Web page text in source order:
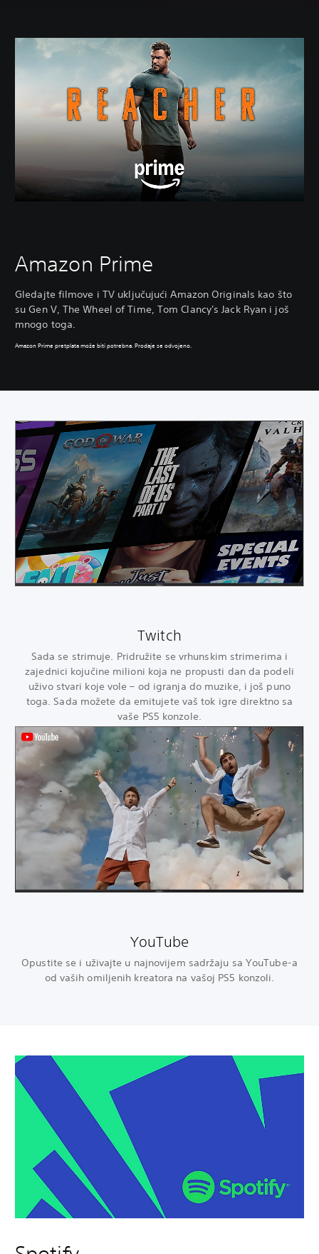
Amazon Prime
Gledajte filmove i TV uključujući Amazon Originals kao što
su Gen V, The Wheel of Time, Tom Clancy's Jack Ryan i još
mnogo toga.
Amazon Prime pretplata može biti potrebna. Prodaje se odvojeno.
Twitch
Sada se strimuje. Pridružite se vrhunskim strimerima i
zajednici kojučine milioni koja ne propusti dan da podeli
uživo stvari koje vole – od igranja do muzike, i još puno
toga. Sada možete da emitujete vaš tok igre direktno sa
vaše PS5 konzole.
YouTube
Opustite se i uživajte u najnovijem sadržaju sa YouTube-a
od vaših omiljenih kreatora na vašoj PS5 konzoli.